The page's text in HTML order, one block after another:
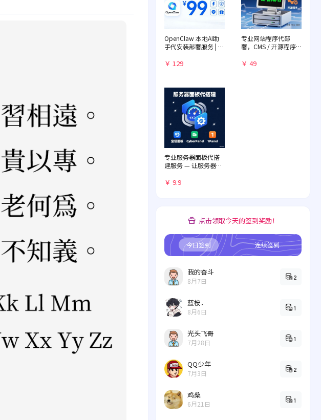
OpenClaw 本地AI助
手代安装部署服务 | 远
门教程
￥ 129
专业网站程序代部
署，CMS / 开源程序
￥ 49
专业服务器面板代搭
建服务 — 让服务器管
￥ 9.9
点击领取今天的签到奖励！
今日签到 连续签到
我的奋斗
8月7日 2
蓝桉．
8月6日 1
光头飞哥
7月28日 1
QQ少年
7月3日 2
鸡桑
6月21日 1